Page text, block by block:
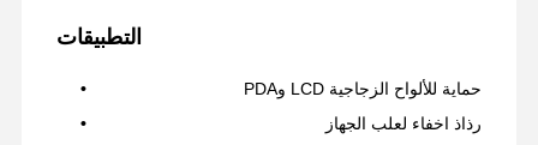
التطبيقات
حماية للألواح الزجاجية LCD وPDA
رذاذ اخفاء لعلب الجهاز